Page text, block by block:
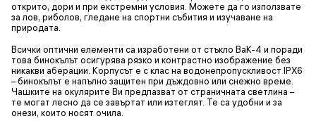
открито, дори и при екстремни условия. Можете да го използвате
за лов, риболов, гледане на спортни събития и изучаване на
природата.
Всички оптични елементи са изработени от стъкло BaK-4 и поради
това бинокълът осигурява рязко и контрастно изображение без
никакви аберации. Корпусът е с клас на водонепропускливост IPX6
– бинокълът е напълно защитен при дъждовно или снежно време.
Чашките на окулярите Ви предпазват от страничната светлина –
те могат лесно да се завъртат или изтеглят. Те са удобни и за
онези, които носят очила.